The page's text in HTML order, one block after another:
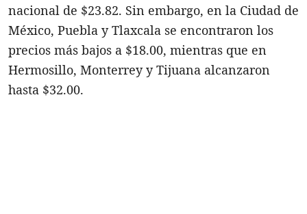
nacional de $23.82. Sin embargo, en la Ciudad de
México, Puebla y Tlaxcala se encontraron los
precios más bajos a $18.00, mientras que en
Hermosillo, Monterrey y Tijuana alcanzaron
hasta $32.00.